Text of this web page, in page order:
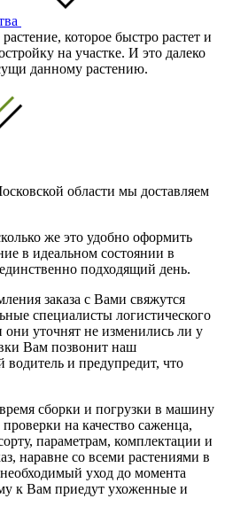
которое быстро растет и
на участке. И это далеко
данному растению.
области мы доставляем
же это удобно оформить
в идеальном состоянии в
подходящий день.
заказа с Вами свяжутся
специалисты логистического
они уточнят не изменились ли у
Вам позвонит наш
и предупредит, что
сборки и погрузки в машину
на качество саженца,
параметрам, комплектации и
наравне со всеми растениями в
уход до момента
к Вам приедут ухоженные и